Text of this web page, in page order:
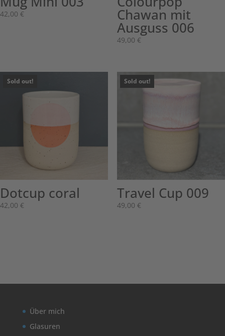
42,00 € Chawan mit
Ausguss 006
49,00 €
Sold out!
Dotcup coral
42,00 €
Sold out!
Travel Cup 009
49,00 €
Über mich
Glasuren